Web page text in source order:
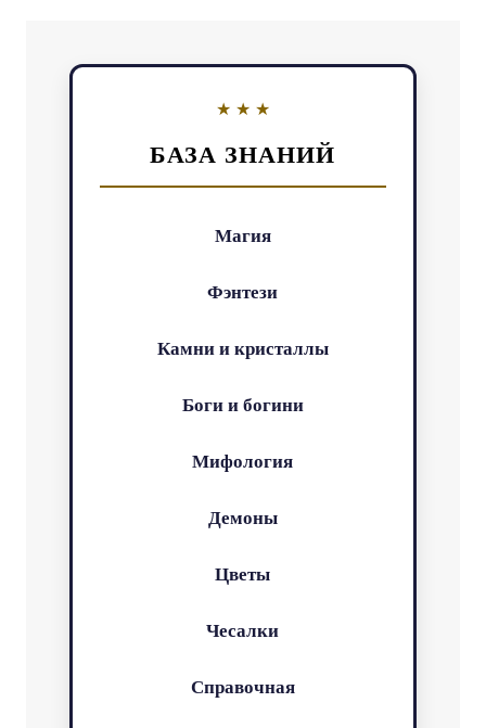
БАЗА ЗНАНИЙ
Магия
Фэнтези
Камни и кристаллы
Боги и богини
Мифология
Демоны
Цветы
Чесалки
Справочная